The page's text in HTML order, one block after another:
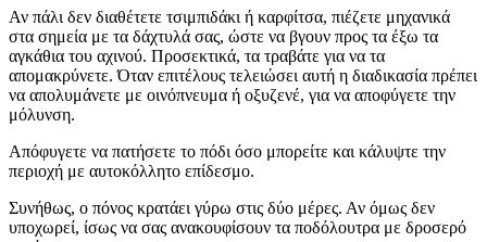
Αν πάλι δεν διαθέτετε τσιμπιδάκι ή καρφίτσα, πιέζετε μηχανικά
στα σημεία με τα δάχτυλά σας, ώστε να βγουν προς τα έξω τα
αγκάθια του αχινού. Προσεκτικά, τα τραβάτε για να τα
απομακρύνετε. Όταν επιτέλους τελειώσει αυτή η διαδικασία πρέπει
να απολυμάνετε με οινόπνευμα ή οξυζενέ, για να αποφύγετε την
μόλυνση.
Απόφυγετε να πατήσετε το πόδι όσο μπορείτε και κάλυψτε την
περιοχή με αυτοκόλλητο επίδεσμο.
Συνήθως, ο πόνος κρατάει γύρω στις δύο μέρες. Αν όμως δεν
υποχωρεί, ίσως να σας ανακουφίσουν τα ποδόλουτρα με δροσερό